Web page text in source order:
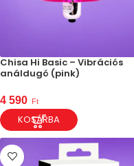
Chisa Hi Basic – Vibrációs
análdugó (pink)
4 590 Ft
KOSÁRBA